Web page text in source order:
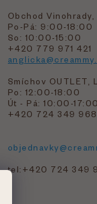
Obchod
Po-Pá: 9:00-18:00
So: 10:00-15:00
+420 779 971 421
Smíchov OUTLET,
Po: 12:00-18:00
Út - Pá: 10:00-17:00
+420 724 349 968
tel:+420 724 349